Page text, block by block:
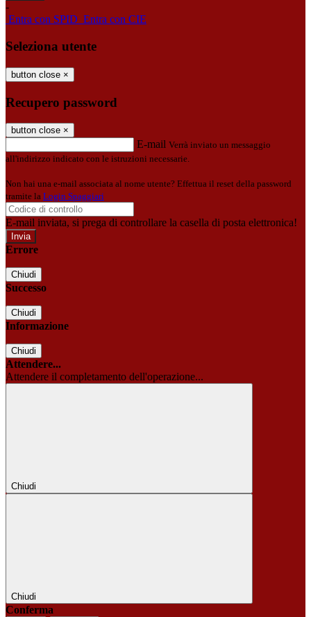
-
Entra con SPID Entra con CIE
Seleziona utente
button close ×
Recupero password
button close ×
E-mail Verrà inviato un messaggio
all'indirizzo indicato con le istruzioni necessarie.
Non hai una e-mail associata al nome utente? Effettua il reset della password
tramite la Login Spaggiari
E-mail inviata, si prega di controllare la casella di posta elettronica!
Errore
Chiudi
Successo
Chiudi
Informazione
Chiudi
Attendere...
Attendere il completamento dell'operazione...
Chiudi
Chiudi
Conferma